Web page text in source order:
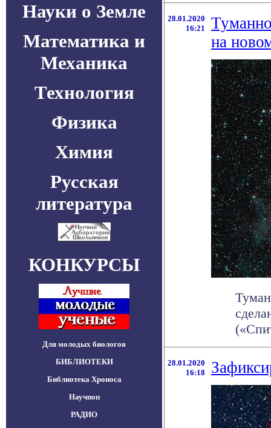
Науки о Земле
Математика и
Механика
Технология
Физика
Химия
Русская
литература
КОНКУРСЫ
Для молодых биологов
БИБЛИОТЕКИ
Библиотека Хроноса
Научпоп
РАДИО
28.01.2020
16:21
на
28.01.2020
16:18